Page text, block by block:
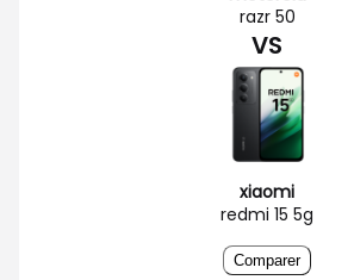
razr 50
VS
xiaomi
redmi 15 5g
Comparer